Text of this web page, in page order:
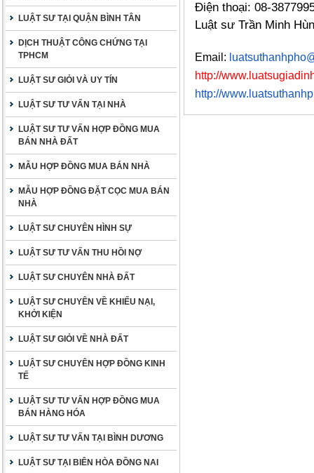
LUẬT SƯ TẠI QUẬN BÌNH TÂN
DỊCH THUẬT CÔNG CHỨNG TẠI
TPHCM
LUẬT SƯ GIỎI VÀ UY TÍN
LUẬT SƯ TƯ VẤN TẠI NHÀ
LUẬT SƯ TƯ VẤN HỢP ĐỒNG MUA
BÁN NHÀ ĐẤT
MẪU HỢP ĐỒNG MUA BÁN NHÀ
MẪU HỢP ĐỒNG ĐẶT CỌC MUA BÁN
NHÀ
LUẬT SƯ CHUYÊN HÌNH SỰ
LUẬT SƯ TƯ VẤN THU HỒI NỢ
LUẬT SƯ CHUYÊN NHÀ ĐẤT
LUẬT SƯ CHUYÊN VỀ KHIẾU NẠI,
KHỞI KIỆN
LUẬT SƯ GIỎI VỀ NHÀ ĐẤT
LUẬT SƯ CHUYÊN HỢP ĐỒNG KINH
TẾ
LUẬT SƯ TƯ VẤN HỢP ĐỒNG MUA
BÁN HÀNG HÓA
LUẬT SƯ TƯ VẤN TẠI BÌNH DƯƠNG
LUẬT SƯ TẠI BIÊN HÒA ĐỒNG NAI
Điện thoại: 08-
Luật sư Trần Minh
Email:
http://
http://